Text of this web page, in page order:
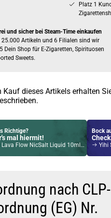
Platz 1
und sicher bei Steam-Time einkaufen
25.000 Artikeln und 6 Filialen sind wir
Dein Shop für E-Zigaretten, Spirituosen
Sweets.
Kauf dieses Artikels erhalten
Richtige?
mal hiermit!
Flow NicSalt Liquid 10ml / 20mg
Bock
Yihi
nach CLP-
(EG) Nr.